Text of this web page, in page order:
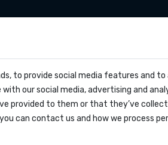
API.
to provide social media features and to
our social media, advertising and
provided to them or that they’ve
can contact us and how we process